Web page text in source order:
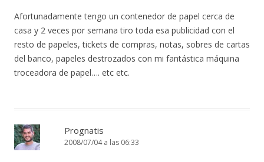
Afortunadamente tengo un contenedor de papel cerca de
casa y 2 veces por semana tiro toda esa publicidad con el
resto de papeles, tickets de compras, notas, sobres de cartas
del banco, papeles destrozados con mi fantástica máquina
troceadora de papel…. etc etc.
Prognatis
2008/07/04 a las 06:33